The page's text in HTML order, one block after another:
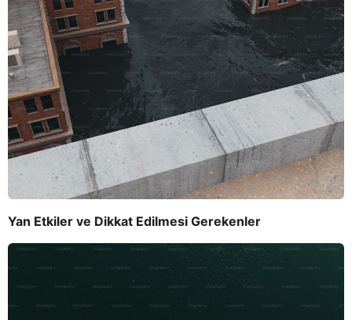
Yan Etkiler ve Dikkat Edilmesi Gerekenler